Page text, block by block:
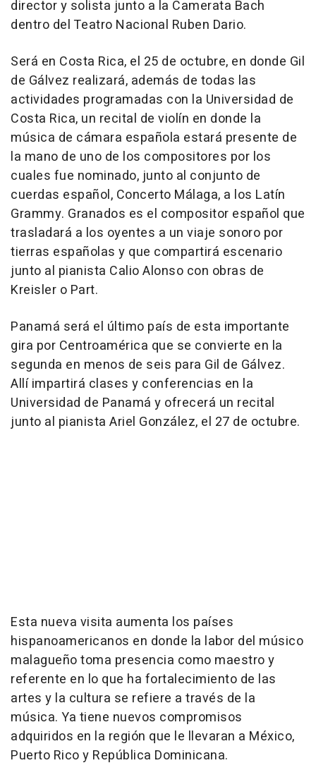
director y solista junto a la Camerata Bach
dentro del Teatro Nacional Ruben Dario.
Será en Costa Rica, el 25 de octubre, en donde Gil
de Gálvez realizará, además de todas las
actividades programadas con la Universidad de
Costa Rica, un recital de violín en donde la
música de cámara española estará presente de
la mano de uno de los compositores por los
cuales fue nominado, junto al conjunto de
cuerdas español, Concerto Málaga, a los Latín
Grammy. Granados es el compositor español que
trasladará a los oyentes a un viaje sonoro por
tierras españolas y que compartirá escenario
junto al pianista Calio Alonso con obras de
Kreisler o Part.
Panamá será el último país de esta importante
gira por Centroamérica que se convierte en la
segunda en menos de seis para Gil de Gálvez.
Allí impartirá clases y conferencias en la
Universidad de Panamá y ofrecerá un recital
junto al pianista Ariel González, el 27 de octubre.
Esta nueva visita aumenta los países
hispanoamericanos en donde la labor del músico
malagueño toma presencia como maestro y
referente en lo que ha fortalecimiento de las
artes y la cultura se refiere a través de la
música. Ya tiene nuevos compromisos
adquiridos en la región que le llevaran a México,
Puerto Rico y República Dominicana.